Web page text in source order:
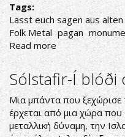
Tags:
Lasst euch sagen aus alten
Folk Metal pagan
Read more about
Odroerir-
Lasst
euch
sagen
aus
alten
Sólstafir-Í blóði
Μια μπάντα που ξεχώρισε
έρχεται από μια χώρα που
μεταλλική δύναμη, την